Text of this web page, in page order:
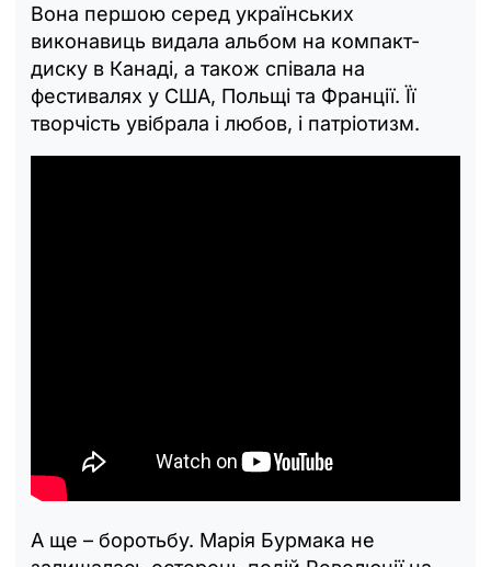
Вона першою серед українських
виконавиць видала альбом на компакт-
диску в Канаді, а також співала на
фестивалях у США, Польщі та Франції. Її
творчість увібрала і любов, і патріотизм.
А ще – боротьбу. Марія Бурмака не